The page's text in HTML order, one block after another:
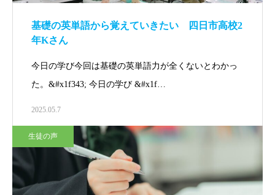
基礎の英単語から覚えていきたい 四日市高校2
年Kさん
今日の学び今回は基礎の英単語力が全くないとわかっ
た。&#x1f343; 今日の学び &#x1f…
2025.05.7
生徒の声